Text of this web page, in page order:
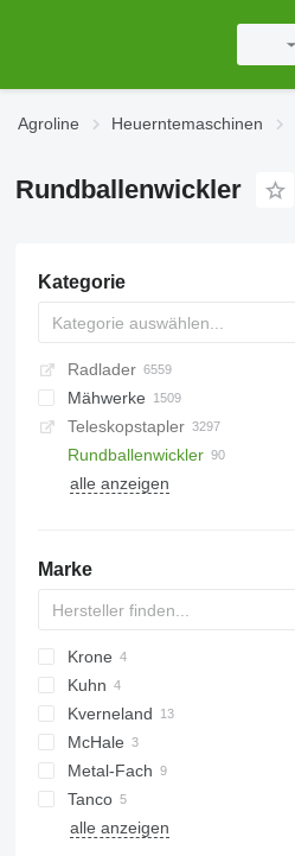
Agroline Heuerntemaschinen
Rundballenwickler
Kategorie
Radlader
Mähwerke
Kreiselmäher
Mähaufbereiter
Straßenrandmäher
sonstige Mähwerke
Teleskopstapler
Rundballenwickler
alle anzeigen
Marke
Rollant
Krone
Comprima
Fortima
Kuhn
Kverneland
UN
McHale
Metal-Fach
Z245
Tanco
FAMAROL
Transporter
alle anzeigen